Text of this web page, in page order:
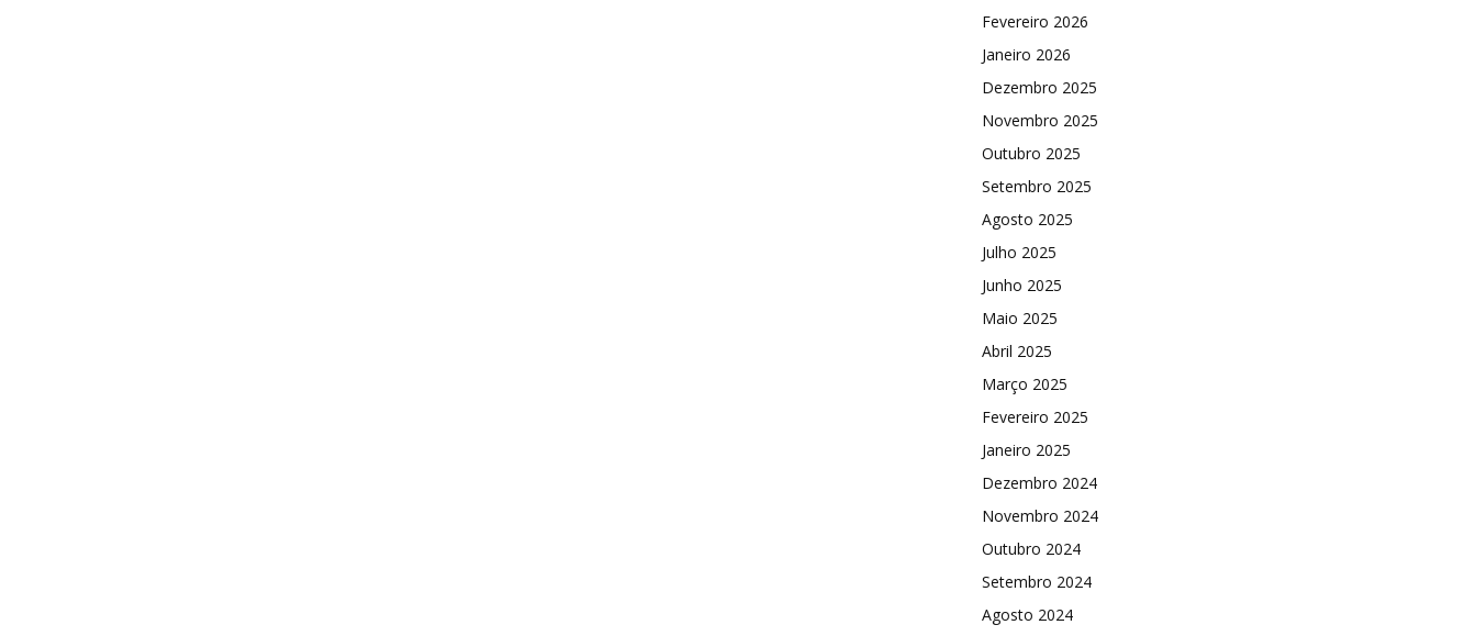
Fevereiro 2026
Janeiro 2026
Dezembro 2025
Novembro 2025
Outubro 2025
Setembro 2025
Agosto 2025
Julho 2025
Junho 2025
Maio 2025
Abril 2025
Março 2025
Fevereiro 2025
Janeiro 2025
Dezembro 2024
Novembro 2024
Outubro 2024
Setembro 2024
Agosto 2024